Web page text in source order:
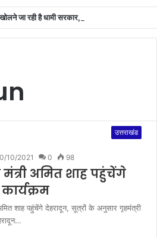
उत्तराखंड
10/2021 0 98
अमित शाह पहुंचेंगे
शाह पहुंचेंगे देहरादून, सूत्रों के अनुसार गृहमंत्री